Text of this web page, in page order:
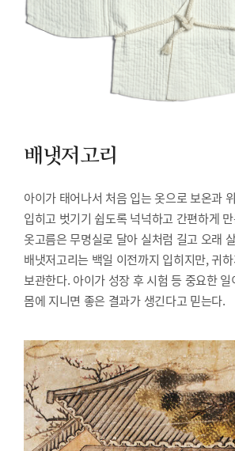
배냇저고리
아이가 태어나서 처음 입는 옷으로 보온과
입히고 벗기기 쉽도록 넉넉하고 간편하게
옷고름은 무명실로 달아 실처럼 길고 오래
배냇저고리는 백일 이전까지 입히지만, 귀
보관한다. 아이가 성장 후 시험 등 중요한
몸에 지니면 좋은 결과가 생긴다고 믿는다.